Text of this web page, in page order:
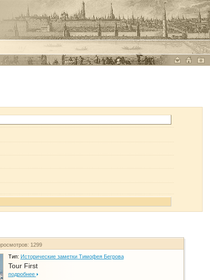
1299
Тип: Исторические заметки Тимофея Бегрова
Tour First
подробнее